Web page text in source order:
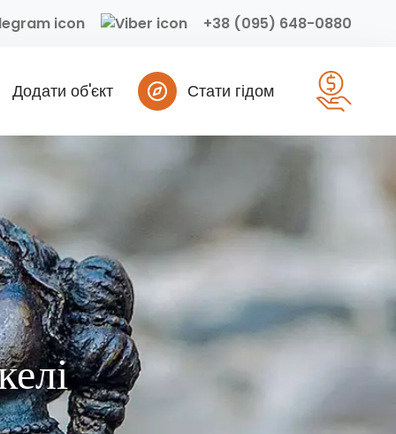
+38 (095) 648-0880
Додати об'єкт Стати гідом